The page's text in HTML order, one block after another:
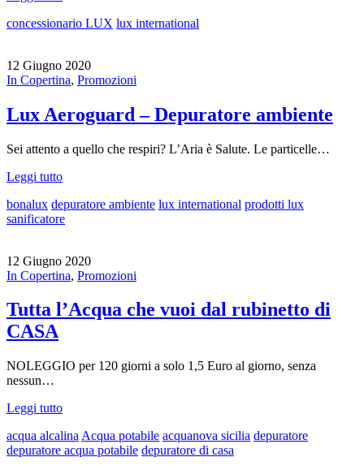
concessionario LUX lux international
12 Giugno 2020
In Copertina, Promozioni
Lux Aeroguard – Depuratore ambiente
Sei attento a quello che respiri? L’Aria è Salute. Le particelle…
Leggi tutto
bonalux depuratore ambiente lux international prodotti lux
sanificatore
12 Giugno 2020
In Copertina, Promozioni
Tutta l’Acqua che vuoi dal rubinetto di
CASA
NOLEGGIO per 120 giorni a solo 1,5 Euro al giorno, senza
nessun…
Leggi tutto
acqua alcalina Acqua potabile acquanova sicilia depuratore
depuratore acqua potabile depuratore di casa